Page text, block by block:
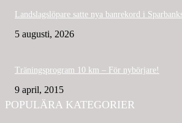
Landslagslöpare satte nya banrekord i
5 augusti, 2026
Träningsprogram 10 km – För nybörjare!
9 april, 2015
POPULÄRA KATEGORIER